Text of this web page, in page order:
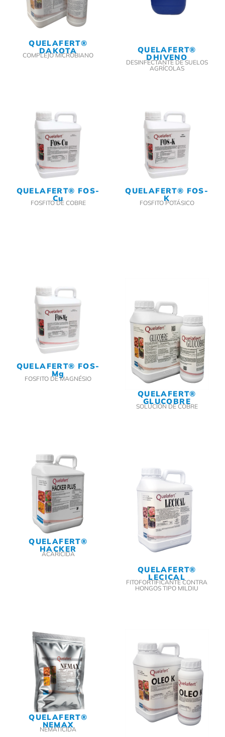
QUELAFERT®
DAKOTA
COMPLEJO MICROBIANO
QUELAFERT®
DHIVENO
DESINFECTANTE DE SUELOS
AGRÍCOLAS
QUELAFERT® FOS-
Cu
FOSFITO DE COBRE
QUELAFERT® FOS-
K
FOSFITO POTÁSICO
QUELAFERT® FOS-
Mg
FOSFITO DE MAGNÉSIO
QUELAFERT®
GLUCOBRE
SOLUCIÓN DE COBRE
QUELAFERT®
HACKER
ACARICIDA
QUELAFERT®
LECICAL
FITOFORTIFICANTE CONTRA
HONGOS TIPO MILDIU
QUELAFERT®
NEMAX
NEMATICIDA